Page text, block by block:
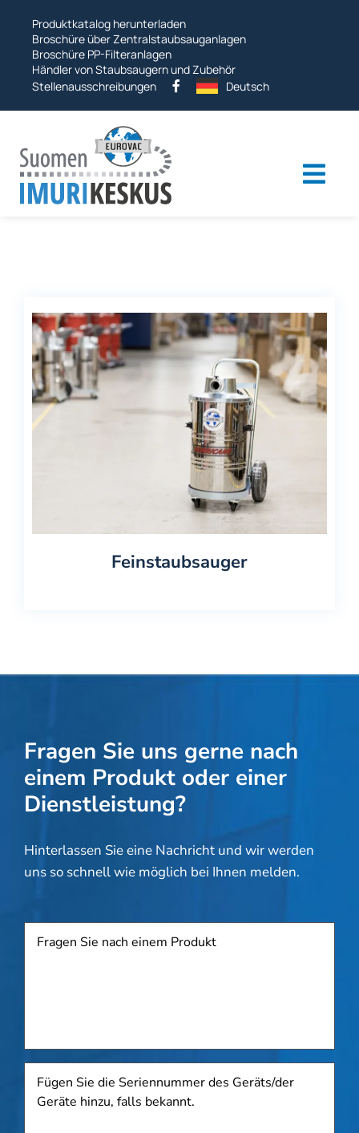
Produktkatalog herunterladen
Broschüre über Zentralstaubsauganlagen
Broschüre PP-Filteranlagen
Händler von Staubsaugern und Zubehör
Stellenausschreibungen
Deutsch
Dienstleistungen
Über uns
Kontakt
Feinstaubsauger
Fragen Sie uns gerne nach
einem Produkt oder einer
Dienstleistung?
Hinterlassen Sie eine Nachricht und wir werden
uns so schnell wie möglich bei Ihnen melden.
Sie
die